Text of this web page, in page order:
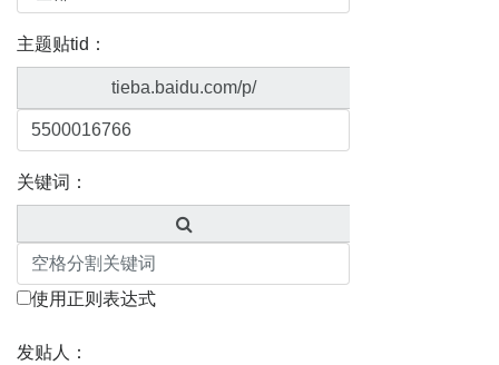
主题贴tid：
tieba.baidu.com/p/
关键词：
使用正则表达式
发贴人：